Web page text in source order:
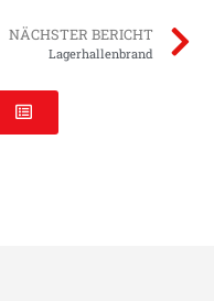
NÄCHSTER BERICHT
Lagerhallenbrand